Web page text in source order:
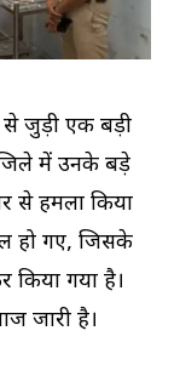
से जुड़ी एक बड़ी
में उनके बड़े
से हमला किया
हो गए, जिसके
किया गया है।
जारी है।